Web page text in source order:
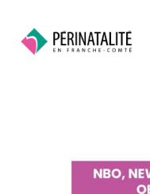
contenu